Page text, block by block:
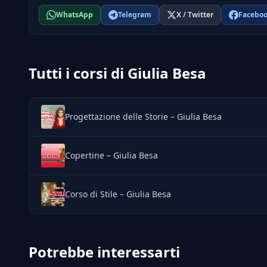
WhatsApp
Telegram X / Twitter
Tutti i corsi di Giulia Besa
Progettazione delle Storie – Giulia Besa
Copertine – Giulia Besa
Corso di Stile – Giulia Besa
Potrebbe interessarti